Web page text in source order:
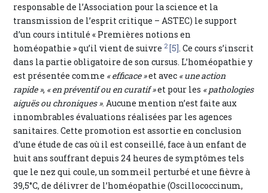
responsable de l’Association pour la science et la
transmission de l’esprit critique – ASTEC) le support
d’un cours intitulé « Premières notions en
homéopathie » qu’il vient de suivre 2 [5]. Ce cours s’inscrit
dans la partie obligatoire de son cursus. L’homéopathie y
est présentée comme « efficace »et avec « une action
rapide », « en préventif ou en curatif »et pour les « pathologies
aiguës ou chroniques ». Aucune mention n’est faite aux
innombrables évaluations réalisées par les agences
sanitaires. Cette promotion est assortie en conclusion
d’une étude de cas où il est conseillé, face à un enfant de
huit ans souffrant depuis 24 heures de symptômes tels
que le nez qui coule, un sommeil perturbé et une fièvre à
39,5°C, de délivrer de l’homéopathie (Oscillococcinum,